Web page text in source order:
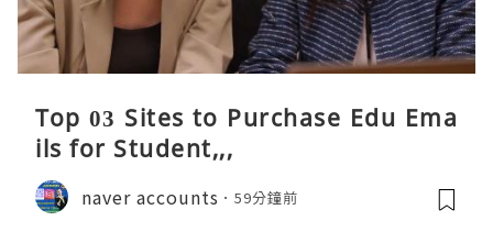
Top 03 Sites to Purchase Edu Ema
ils for Student,,,
naver accounts 59分鐘前